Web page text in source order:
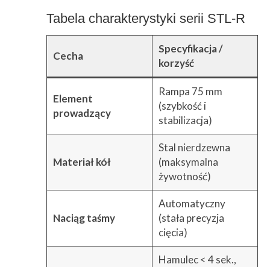
Tabela charakterystyki serii STL-R
Cecha
Specyfikacja /
korzyść
Element
prowadzący
Rampa 75 mm
(szybkość i
stabilizacja)
Materiał kół
Stal nierdzewna
(maksymalna
żywotność)
Naciąg taśmy
Automatyczny
(stała precyzja
cięcia)
Hamulec < 4 sek.,